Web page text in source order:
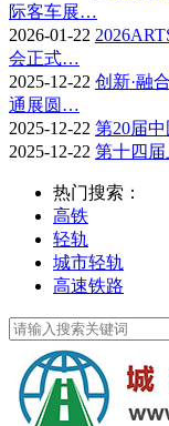
际客车展…
2026-01-22
会正式…
2025-12-22 创新·融
通展圆…
2025-12-22 第20届
2025-12-22 第十四届
热门搜索：
高铁
轻轨
城市轻轨
高速铁路